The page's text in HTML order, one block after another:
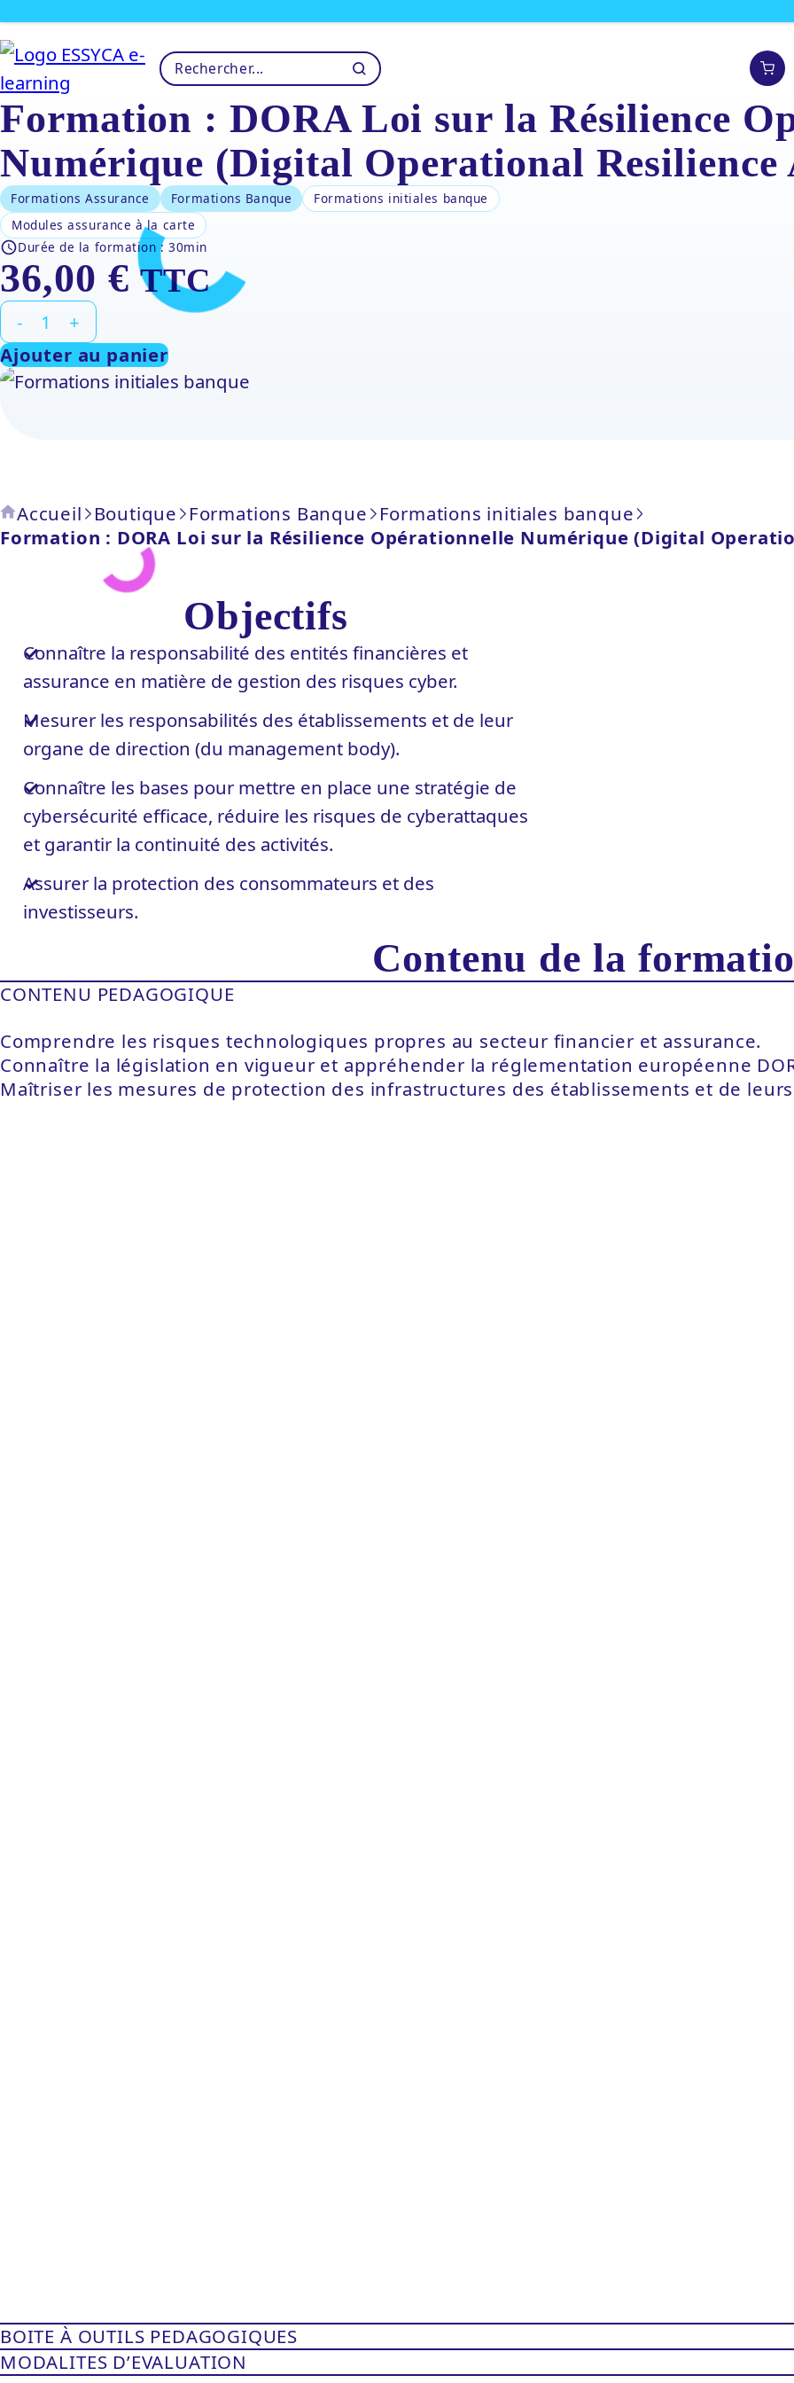
Formation : DORA Loi sur la Résilience
Numérique (Digital Operational Resilience
Formations Assurance Formations Banque
Formations initiales banque
Modules assurance à la carte
Durée de la formation :30min
36,00 € TTC
-
quantité
de
Formation
:
Opérationnelle
Numérique
(Digital
Operational
0H30
+
Ajouter au panier
Accueil Boutique Formations Banque
Formations initiales banque
Formation : DORA Loi sur la Résilience Opérationnelle Numérique (Digital
Objectifs
Connaître la responsabilité des entités financières et
assurance en matière de gestion des risques cyber.
Mesurer les responsabilités des établissements et de leur
organe de direction (du management body).
Connaître les bases pour mettre en place une stratégie de
cybersécurité efficace, réduire les risques de cyberattaques
et garantir la continuité des activités.
Assurer la protection des consommateurs et des
investisseurs.
Contenu de la
CONTENU PEDAGOGIQUE
Comprendre les risques technologiques propres au secteur financier et assurance.
Connaître la législation en vigueur et appréhender la réglementation européenne
Maîtriser les mesures de protection des infrastructures des établissements et de
BOITE À OUTILS PEDAGOGIQUES
MODALITES D’EVALUATION